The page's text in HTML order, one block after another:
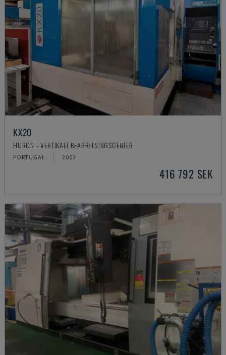
KX20
HURON - VERTIKALT BEARBETNINGSCENTER
PORTUGAL 2002
416 792 SEK